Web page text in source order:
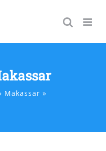
Makassar